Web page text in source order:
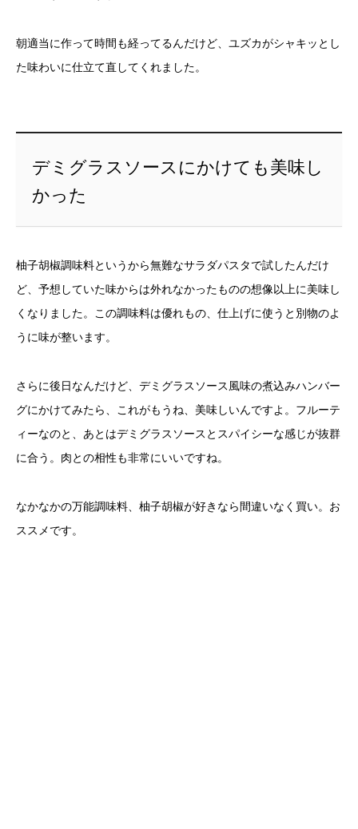
朝適当に作って時間も経ってるんだけど、ユズカがシャキッとし
た味わいに仕立て直してくれました。
デミグラスソースにかけても美味し
かった
柚子胡椒調味料というから無難なサラダパスタで試したんだけ
ど、予想していた味からは外れなかったものの想像以上に美味し
くなりました。この調味料は優れもの、仕上げに使うと別物のよ
うに味が整います。
さらに後日なんだけど、デミグラスソース風味の煮込みハンバー
グにかけてみたら、これがもうね、美味しいんですよ。フルーテ
ィーなのと、あとはデミグラスソースとスパイシーな感じが抜群
に合う。肉との相性も非常にいいですね。
なかなかの万能調味料、柚子胡椒が好きなら間違いなく買い。お
ススメです。